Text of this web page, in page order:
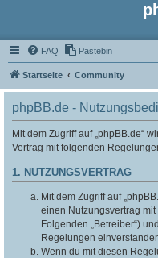
FAQ Pastebin
Startseite Community
phpBB.de -
Mit dem Zugriff auf „phpBB.de“
Vertrag mit folgenden
1. NUTZUNGSVERTRAG
Mit dem Zugriff auf
einen Nutzungsvertrag
Folgenden „Betreiber“)
Regelungen
Wenn du mit diesen